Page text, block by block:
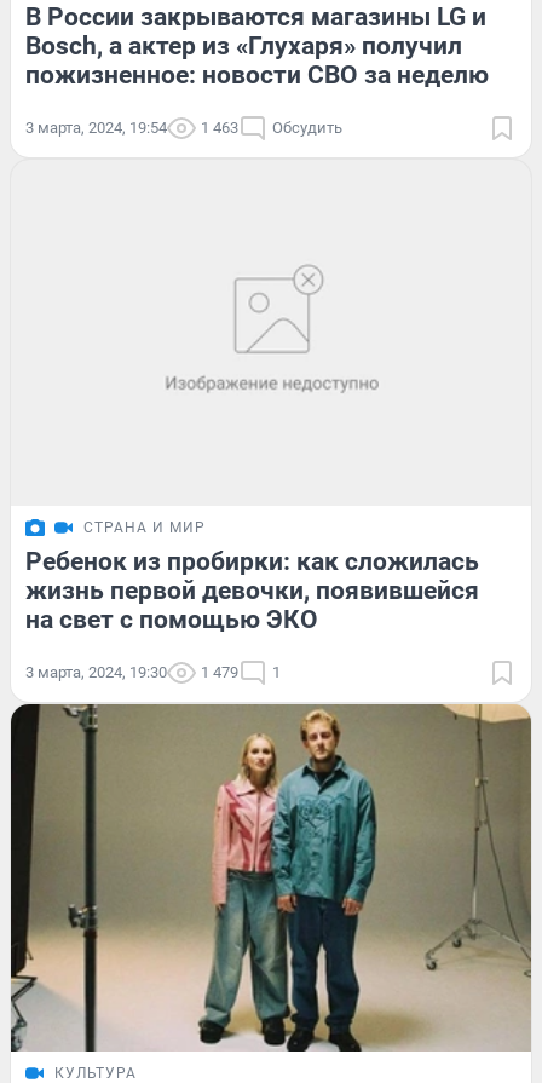
В России закрываются магазины LG и
Bosch, а актер из «Глухаря» получил
пожизненное: новости СВО за неделю
3 марта, 2024, 19:54 1 463 Обсудить
СТРАНА И МИР
Ребенок из пробирки: как сложилась
жизнь первой девочки, появившейся
на свет с помощью ЭКО
3 марта, 2024, 19:30 1 479 1
КУЛЬТУРА